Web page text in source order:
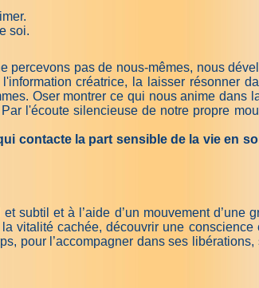
soi.
percevons pas de nous-mêmes, nous
créatrice, la laisser résonner
Oser montrer ce qui nous anime dans
l'écoute silencieuse de notre propre
contacte la part sensible de la vie en
subtil et à l’aide d’un mouvement d’une
vitalité cachée, découvrir une conscience
pour l’accompagner dans ses